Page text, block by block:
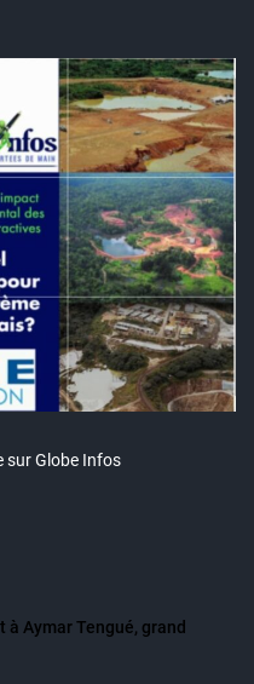
sur Globe Infos
Aymar Tengué, grand